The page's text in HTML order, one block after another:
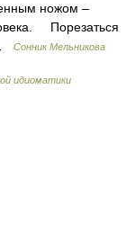
ножом –
Порезаться
Сонник Мельникова
идиоматики